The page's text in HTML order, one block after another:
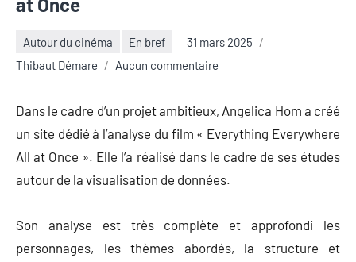
Autour du cinéma En bref
31 mars 2025
Thibaut Démare
Aucun commentaire
Dans le cadre d’un projet ambitieux, Angelica Hom a créé
un site dédié à l’analyse du film « Everything Everywhere
All at Once ». Elle l’a réalisé dans le cadre de ses études
autour de la visualisation de données.
Son analyse est très complète et approfondi les
personnages, les thèmes abordés, la structure et